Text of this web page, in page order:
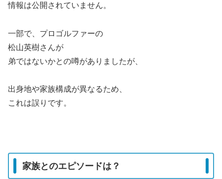
情報は公開されていません。
一部で、プロゴルファーの
松山英樹さんが
弟ではないかとの噂がありましたが、
出身地や家族構成が異なるため、
これは誤りです。
家族とのエピソードは？